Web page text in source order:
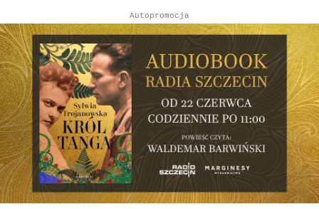
Autopromocja
Autopromocja